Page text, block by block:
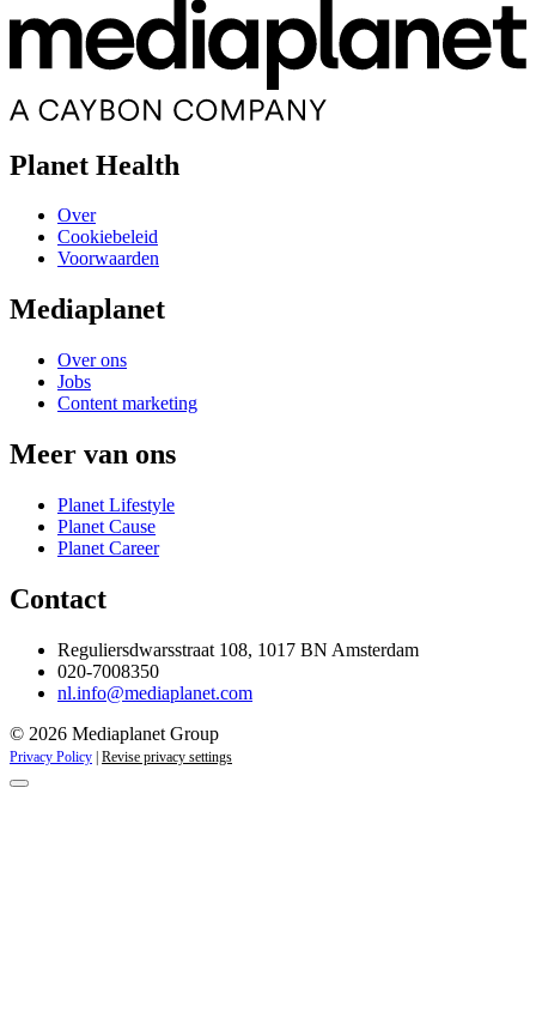
Planet Health
Over
Cookiebeleid
Voorwaarden
Mediaplanet
Over ons
Jobs
Content marketing
Meer van ons
Planet Lifestyle
Planet Cause
Planet Career
Contact
Reguliersdwarsstraat 108, 1017 BN Amsterdam
020-7008350
nl.info@mediaplanet.com
© 2026 Mediaplanet Group
Privacy Policy Revise privacy settings